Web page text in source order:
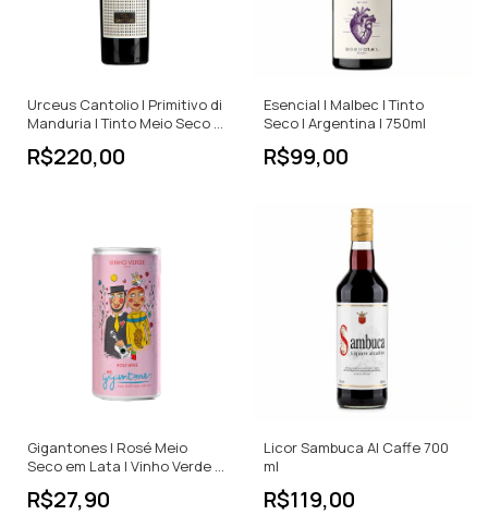
Urceus Cantolio | Primitivo di
Manduria | Tinto Meio Seco |
R$220,00
Esencial | Malbec | Tinto
Seco | Argentina | 750ml
R$99,00
Gigantones | Rosé Meio
Seco em Lata | Vinho Verde |
Portugal | 250ml
R$27,90
Licor Sambuca Al Caffe 700
ml
R$119,00